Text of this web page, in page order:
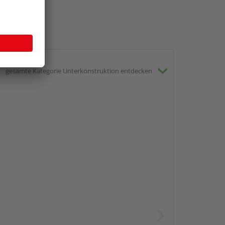
gesamte Kategorie Unterkonstruktion entdecken